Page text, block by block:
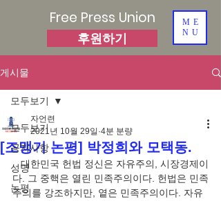
Free Press Union
후원하기
ME
NU
게시물
모두보기
공지사항
성명
논평
모두보기
[조맹기 논평] 박정희와 모택동.
자언련
2021년 10월 29일 4분 분량
   대한민국 헌법 정신은 자유주의, 시장경제이
다. 그 중핵은 열린 민족주의이다. 헌법은 민족
주의를 강조하지만, 옅은 민족주의이다. 자유